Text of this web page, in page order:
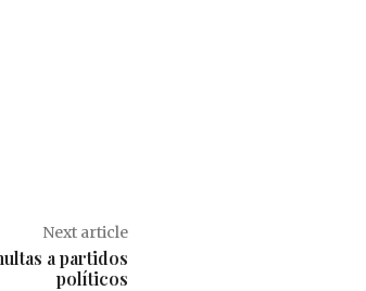
Next article
a partidos
políticos